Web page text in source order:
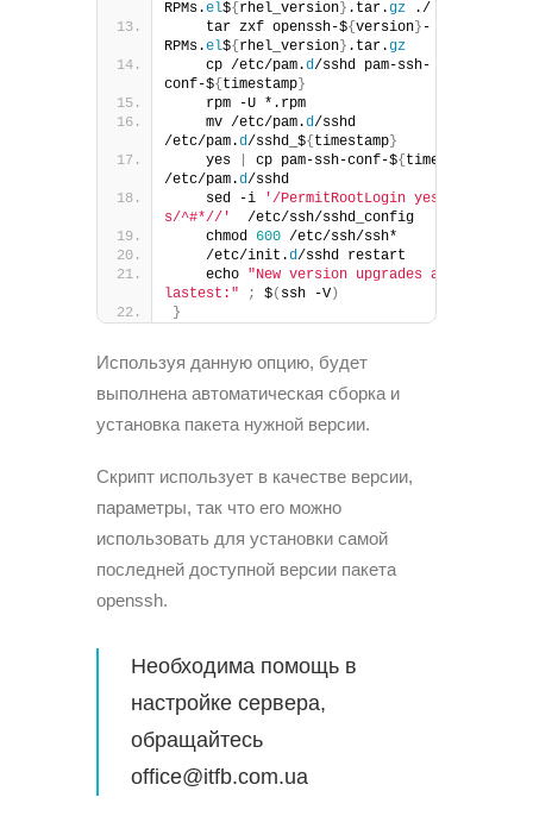
RPMs.el${ rhel_version } .tar.gz ./
    tar zxf openssh-$
{ version } -
RPMs.el${ rhel_version } .tar.gz
    cp /etc/pam.
d/sshd pam-ssh-
conf-${ timestamp }
    rpm -U *.rpm
    mv /etc/pam.
d/sshd
/etc/pam.d/sshd_${ timestamp }
    yes
cp pam-ssh-conf-${ timestamp
/etc/pam.d/sshd
    sed -i
'/PermitRootLogin yes/
s/^#*//'
  /etc/ssh/sshd_config
    chmod
600 /etc/ssh/ssh*
    /etc/init.
d/sshd restart
    echo
"New version upgrades as to
lastest:"
; $( ssh -V )
}
Используя данную опцию, будет
выполнена автоматическая сборка и
установка пакета нужной версии.
Скрипт использует в качестве версии,
параметры, так что его можно
использовать для установки самой
последней доступной версии пакета
openssh.
Необходима помощь в
настройке сервера,
обращайтесь
office@itfb.com.ua